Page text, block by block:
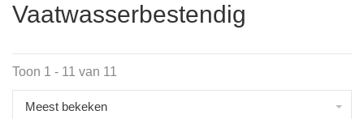
Vaatwasserbestendig
Toon 1 - 11 van 11
Meest bekeken